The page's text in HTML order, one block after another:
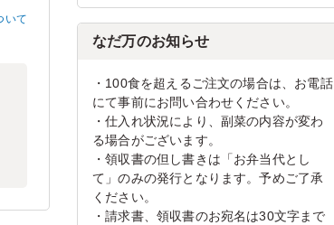
いて
なだ万のお知らせ
・100食を超えるご注文の場合は、お電話
にて事前にお問い合わせください。
・仕入れ状況により、副菜の内容が変わ
る場合がございます。
・領収書の但し書きは「お弁当代とし
て」のみの発行となります。予めご了承
ください。
・請求書、領収書のお宛名は30文字まで